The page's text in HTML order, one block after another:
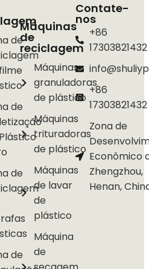
de
de
de
de
Máquinas
de
reciclagem
Máquinas
granuladoras
de plástico
Máquinas
trituradoras
de plástico
Máquinas
de lavar
de
plástico
Máquina
de
Contate-
nos
+86
17303821432
+86
17303821432
Zona de
Econômico
Zhengzhou,
Henan,